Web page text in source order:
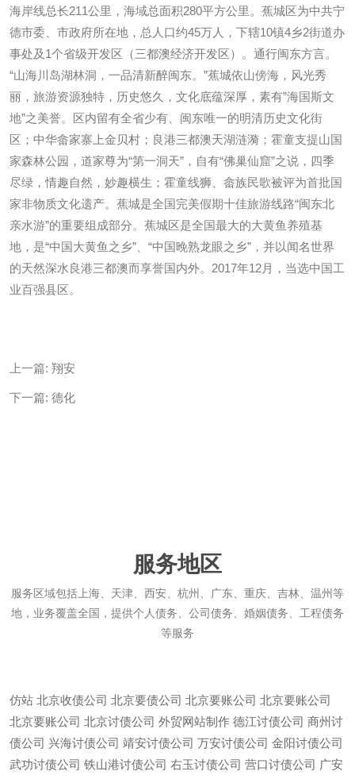
海岸线总长211公里，海域总面积280平方公里。蕉城区为中共宁
德市委、市政府所在地，总人口约45万人，下辖10镇4乡2街道办
事处及1个省级开发区（三都澳经济开发区）。通行闽东方言。
“山海川岛湖林洞，一品清新醉闽东。”蕉城依山傍海，风光秀
丽，旅游资源独特，历史悠久，文化底蕴深厚，素有”海国斯文
地”之美誉。区内留有全省少有、闽东唯一的明清历史文化街
区；中华畲家寨上金贝村；良港三都澳天湖涟漪；霍童支提山国
家森林公园，道家尊为“第一洞天”，自有“佛巢仙窟”之说，四季
尽绿，情趣自然，妙趣横生；霍童线狮、畲族民歌被评为首批国
家非物质文化遗产。蕉城是全国完美假期十佳旅游线路“闽东北
亲水游”的重要组成部分。蕉城区是全国最大的大黄鱼养殖基
地，是“中国大黄鱼之乡”、“中国晚熟龙眼之乡”，并以闻名世界
的天然深水良港三都澳而享誉国内外。2017年12月，当选中国工
业百强县区。
上一篇: 翔安
下一篇: 德化
服务地区
服务区域包括上海、天津、西安、杭州、广东、重庆、吉林、温州等
地，业务覆盖全国，提供个人债务、公司债务、婚姻债务、工程债务
等服务
仿站 北京收债公司 北京要债公司 北京要账公司 北京要账公司
北京要账公司 北京讨债公司 外贸网站制作 德江讨债公司 商州讨
债公司 兴海讨债公司 靖安讨债公司 万安讨债公司 金阳讨债公司
武功讨债公司 铁山港讨债公司 右玉讨债公司 营口讨债公司 广安